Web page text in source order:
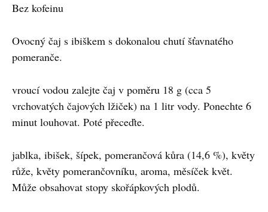
Bez kofeinu
Ovocný čaj s ibiškem s dokonalou chutí šťavnatého
pomeranče.
vroucí vodou zalejte čaj v poměru 18 g (cca 5
vrchovatých čajových lžiček) na 1 litr vody. Ponechte 6
minut louhovat. Poté přeceďte.
jablka, ibišek, šípek, pomerančová kůra (14,6 %), květy
růže, květy pomerančovníku, aroma, měsíček květ.
Může obsahovat stopy skořápkových plodů.